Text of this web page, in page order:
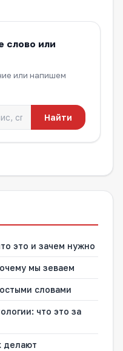
слово или
или напишем
Найти
это и зачем нужно
мы зеваем
словами
что это за
делают